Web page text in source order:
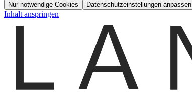
Nur notwendige Cookies Datenschutzeinstellungen anpassen
Inhalt anspringen